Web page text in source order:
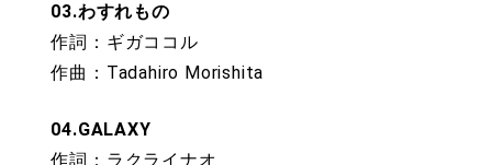
03.わすれもの
作詞：ギガココル
作曲：Tadahiro Morishita
04.GALAXY
作詞：ラクライナオ